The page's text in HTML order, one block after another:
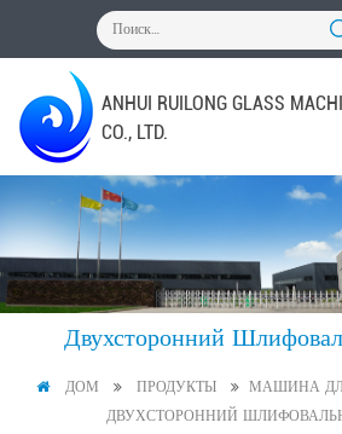
ANHUI RUILONG GLASS
CO., LTD.
Двухсторонний
ДОМ ПРОДУКТЫ
МАШИНА
ДВУХСТОРОННИЙ